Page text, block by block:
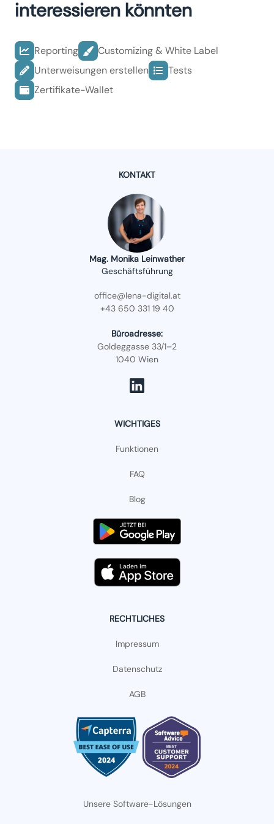
gedruckt und für die Wallet konfiguriert werden.
interessieren könnten
Reporting
Customizing & White Label
Unterweisungen erstellen
Tests
Zertifikate-Wallet
KONTAKT
Mag. Monika Leinwather
Geschäftsführung
office@lena-digital.at
+43 650 331 19 40
Büroadresse:
Goldeggasse 33/1–2
1040 Wien
WICHTIGES
Funktionen
FAQ
Blog
RECHTLICHES
Impressum
Datenschutz
AGB
Unsere Software-Lösungen